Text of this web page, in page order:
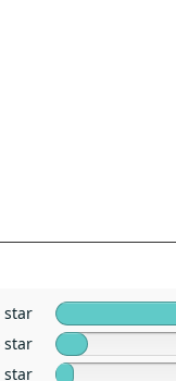
star
star
star